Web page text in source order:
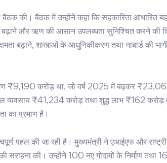
बैठक की। बैठक में उन्होंने कहा कि सहकारिता आधारित
बढ़ाने और ऋण की आसान उपलब्धता सुनिश्चित करने की
बढ़ाने, शाखाओं के आधुनिकीकरण तथा नाबार्ड की
₹9,190 करोड़ था, जो वर्ष 2025 में बढ़कर
व्यवसाय ₹41,234 करोड़ तथा शुद्ध लाभ ₹162 करोड़
का प्रमाण है।
पहल की जा रही है। मुख्यमंत्री ने एआईएफ और
सराहना की। उन्होंने 100 नए गोदामों के निर्माण तथा 16